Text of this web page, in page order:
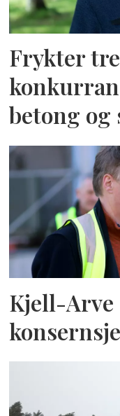
Frykter
betong og
Kjell-